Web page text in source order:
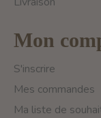
Mon
S'inscrire
Mes commandes
Ma liste de